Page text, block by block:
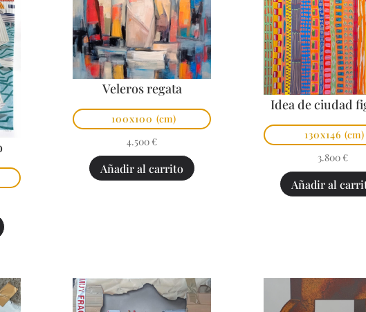
Veleros regata
100x100 (cm)
4.500 €
Añadir al carrito
Idea de ciudad
130x146 (cm)
3.800 €
Añadir al